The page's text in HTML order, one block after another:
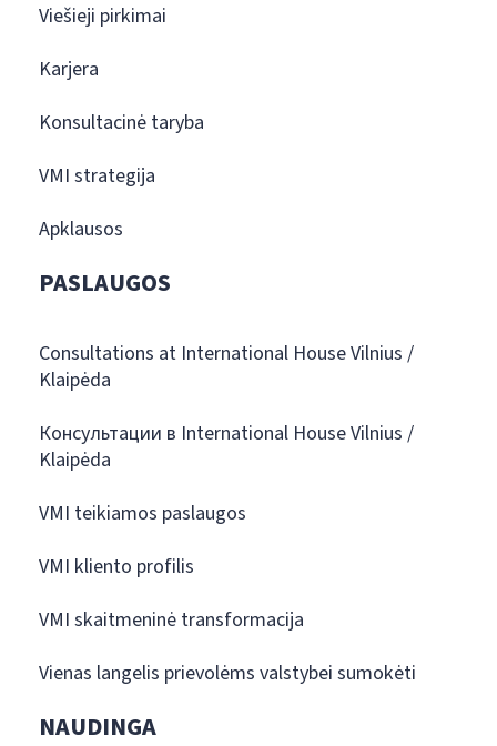
Viešieji pirkimai
Karjera
Konsultacinė taryba
VMI strategija
Apklausos
PASLAUGOS
Consultations at International House Vilnius /
Klaipėda
Консультации в International House Vilnius /
Klaipėda
VMI teikiamos paslaugos
VMI kliento profilis
VMI skaitmeninė transformacija
Vienas langelis prievolėms valstybei sumokėti
NAUDINGA